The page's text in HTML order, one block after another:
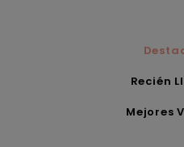
Recién
Mejores